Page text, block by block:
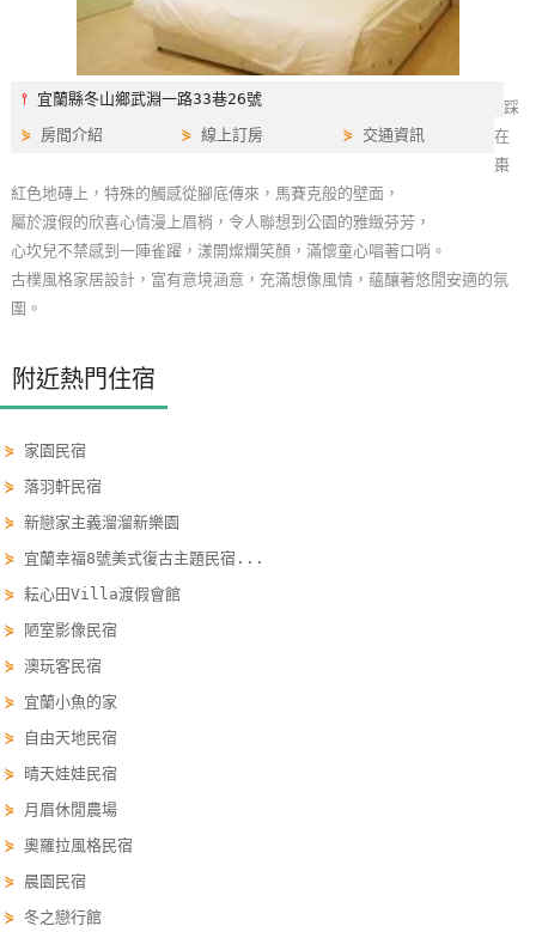
紅
帶
你
玩
樂
地
圖
顧
客
服
務
顧
客
意
度
單
管
⫯ 宜蘭縣冬山鄉武淵一路33巷26號
⋟ 房間介紹 ⋟線上訂房 ⋟ 交通資訊
踩
在
棗
紅色地磚上，特殊的觸感從腳底傳來，馬賽克般的壁面，
屬於渡假的欣喜心情漫上眉梢，令人聯想到公園的雅緻芬芳，
心坎兒不禁感到一陣雀躍，漾開燦爛笑顏，滿懷童心唱著口哨。
古樸風格家居設計，富有意境涵意，充滿想像風情，蘊釀著悠閒安適的氛
圍。
附近熱門住宿
⋟ 家園民宿
⋟落羽軒民宿
⋟新戀家主義溜溜新樂園
⋟ 宜蘭幸福8號美式復古主題民宿...
⋟耘心田Villa渡假會館
⋟
陋室影像民宿
⋟澳玩客民宿
⋟ 宜蘭小魚的家
⋟
自由天地民宿
⋟
晴天娃娃民宿
⋟ 月眉休閒農場
⋟奧羅拉風格民宿
⋟ 晨園民宿
⋟冬之戀行館